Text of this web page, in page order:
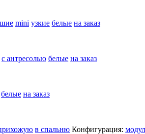
mini узкие белые на заказ
с антресолью белые на заказ
белые на заказ
в спальню Конфигурация: